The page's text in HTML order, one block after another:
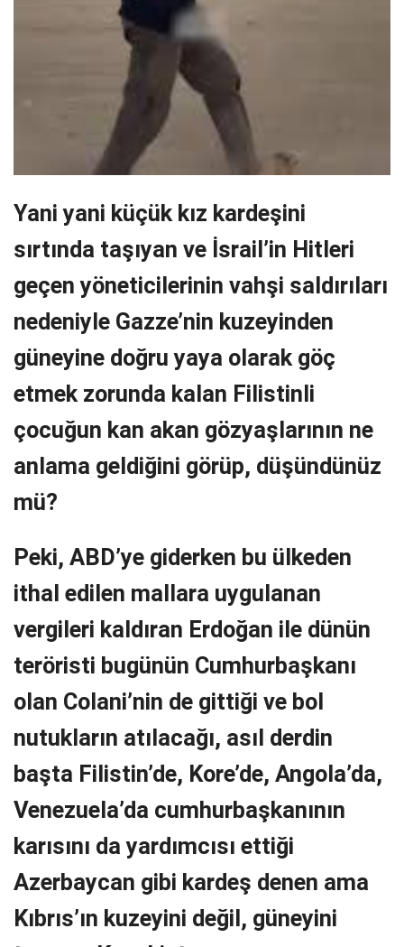
Yani yani küçük kız kardeşini
sırtında taşıyan ve İsrail’in Hitleri
geçen yöneticilerinin vahşi saldırıları
nedeniyle Gazze’nin kuzeyinden
güneyine doğru yaya olarak göç
etmek zorunda kalan Filistinli
çocuğun kan akan gözyaşlarının ne
anlama geldiğini görüp, düşündünüz
mü?
Peki, ABD’ye giderken bu ülkeden
ithal edilen mallara uygulanan
vergileri kaldıran Erdoğan ile dünün
teröristi bugünün Cumhurbaşkanı
olan Colani’nin de gittiği ve bol
nutukların atılacağı, asıl derdin
başta Filistin’de, Kore’de, Angola’da,
Venezuela’da cumhurbaşkanının
karısını da yardımcısı ettiği
Azerbaycan gibi kardeş denen ama
Kıbrıs’ın kuzeyini değil, güneyini